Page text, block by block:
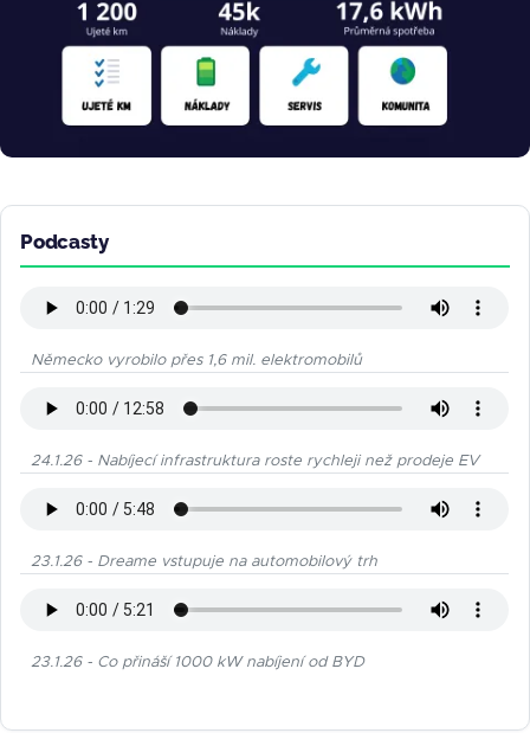
Podcasty
Německo vyrobilo přes 1,6 mil. elektromobilů
24.1.26 - Nabíjecí infrastruktura roste rychleji než prodeje EV
23.1.26 - Dreame vstupuje na automobilový trh
23.1.26 - Co přináší 1000 kW nabíjení od BYD